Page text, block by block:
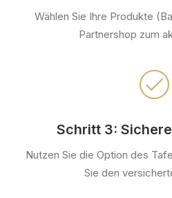
Wählen Sie Ihre Produkte
Partnershop zum
Schritt 3:
Nutzen Sie die Option des
Sie den